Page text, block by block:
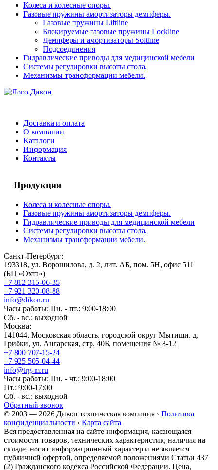
Колеса и колесные опоры.
Газовые пружины амортизаторы демпферы.
Газовые пружины Liftline
Блокируемые газовые пружины Lockline
Демпферы и амортизаторы Softline
Подсоединения
Гидравлические приводы для медицинской мебели
Системы регулировки высоты стола.
Механизмы трансформации мебели.
Доставка и оплата
О компании
Каталоги
Информация
Контакты
Продукция
Колеса и колесные опоры.
Газовые пружины амортизаторы демпферы.
Гидравлические приводы для медицинской мебели
Системы регулировки высоты стола.
Механизмы трансформации мебели.
Санкт-Петербург:
193318, ул. Ворошилова, д. 2, лит. АБ, пом. 5Н, офис 511
(БЦ «Охта»)
+7 812 315-06-35
+7 921 320-08-88
info@dikon.ru
Часы работы: Пн. - пт.: 9:00-18:00
Сб. - вс.: выходной
Москва:
141044, Московская область, городской округ Мытищи, д.
Грибки, ул. Ангарская, стр. 40Б, помещения № 8-12
+7 800 707-15-24
+7 925 505-04-44
info@trg-m.ru
Часы работы: Пн. - чт.: 9:00-18:00
Пт.: 9:00-17:00
Сб. - вс.: выходной
Обратный звонок
© 2003 — 2026 Дикон техническая компания › Политика
конфиденциальности › Карта сайта
Вся предоставленная на сайте информация, касающаяся
стоимости товаров, технических характеристик, наличия на
складе, носит информационный характер и не является
публичной офертой, определяемой положениями Статьи 437
(2) Гражданского кодекса Российской Федерации. Цена,